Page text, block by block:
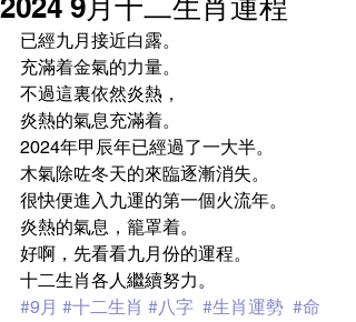
2024 9月十二生肖運程
已經九月接近白露。
充滿着金氣的力量。
不過這裏依然炎熱，
炎熱的氣息充滿着。
2024年甲辰年已經過了一大半。
木氣除咗冬天的來臨逐漸消失。
很快便進入九運的第一個火流年。
炎熱的氣息，籠罩着。
好啊，先看看九月份的運程。
十二生肖各人繼續努力。
#9月 #十二生肖 #八字 #生肖運勢 #命